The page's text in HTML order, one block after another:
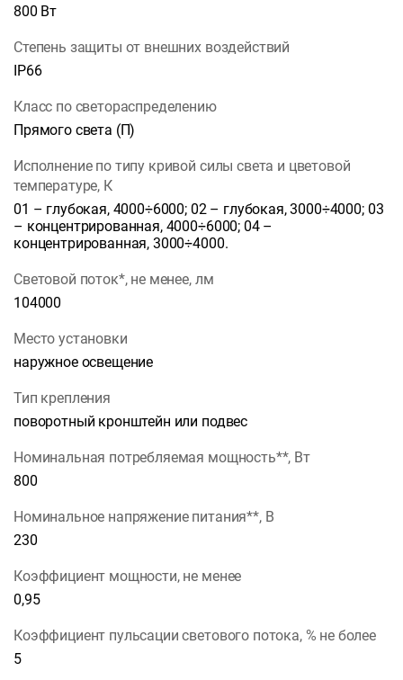
800 Вт
Степень защиты от внешних воздействий
IP66
Класс по светораспределению
Прямого света (П)
Исполнение по типу кривой силы света и цветовой
температуре, К
01 – глубокая, 4000÷6000; 02 – глубокая, 3000÷4000; 03
– концентрированная, 4000÷6000; 04 –
концентрированная, 3000÷4000.
Световой поток*, не менее, лм
104000
Место установки
наружное освещение
Тип крепления
поворотный кронштейн или подвес
Номинальная потребляемая мощность**, Вт
800
Номинальное напряжение питания**, В
230
Коэффициент мощности, не менее
0,95
Коэффициент пульсации светового потока, % не более
5